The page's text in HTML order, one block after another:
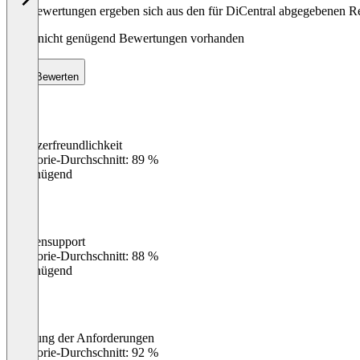
Die Bewertungen ergeben sich aus den für DiCentral abgegebenen
Noch nicht genügend Bewertungen vorhanden
Bewerten
Benutzerfreundlichkeit
Kategorie-Durchschnitt: 89 %
Ungenügend
Kundensupport
Kategorie-Durchschnitt: 88 %
Ungenügend
Erfüllung der Anforderungen
Kategorie-Durchschnitt: 92 %